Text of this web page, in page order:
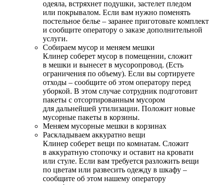
одеяла, встряхнет подушки, застелет пледом
или покрывалом. Если вам нужно поменять
постельное белье – заранее приготовьте комплект
и сообщите оператору о заказе дополнительной
услуги.
Собираем мусор и меняем мешки
Клинер соберет мусор в помещении, сложит
в мешки и вынесет в мусоропровод. (Есть
ограничения по объему). Если вы сортируете
отходы – сообщите об этом оператору перед
уборкой. В этом случае сотрудник подготовит
пакеты с отсортированным мусором
для дальнейшей утилизации. Положит новые
мусорные пакеты в корзины.
Меняем мусорные мешки в корзинах
Раскладываем аккуратно вещи
Клинер соберет вещи по комнатам. Сложит
в аккуратную стопочку и оставит на кровати
или стуле. Если вам требуется разложить вещи
по цветам или развесить одежду в шкафу –
сообщите об этом нашему оператору